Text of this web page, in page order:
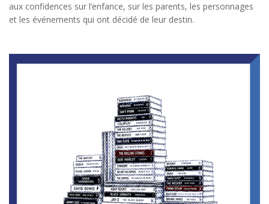
aux confidences sur l’enfance, sur les parents, les personnages
et les événements qui ont décidé de leur destin.